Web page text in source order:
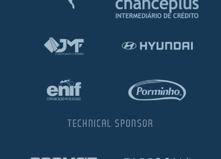
TECHNICAL SPONSOR